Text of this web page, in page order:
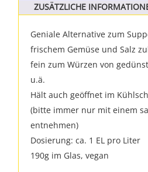
ZUSÄTZLICHE
Geniale Alternative zum
frischem Gemüse und Salz
fein zum Würzen von
u.ä.
Hält auch geöffnet im
(bitte immer nur mit einem
entnehmen)
Dosierung: ca. 1 EL pro Liter
190g im Glas, vegan